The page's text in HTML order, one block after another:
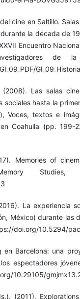
cine en Saltillo.
la década de
Encuentro
de la
Las salas
sociales hasta la
Voces, textos e
Coahuila (pp. 199-
Memories of
Studies,
La experiencia
México) durante las
doi.org/10.5294/
en Barcelona: una
espectadores
10.29105/
(2011).